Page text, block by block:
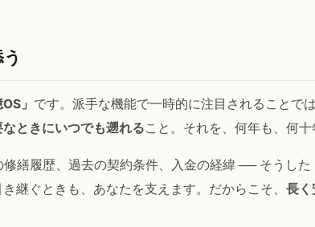
」 です。派手な機能で一時的に注目されることでは
ときにいつでも遡れること。それを、何年も、何十
繕履歴、過去の契約条件、入金の経緯 ── そうし
継ぐときも、あなたを支えます。だからこそ、 長く